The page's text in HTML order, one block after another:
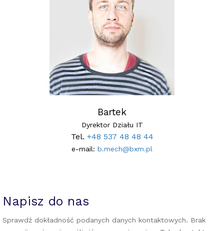
Bartek
Dyrektor Działu IT
Tel. +48 537 48 48 44
e-mail: b.mech@bxm.pl
Napisz do nas
Sprawdź dokładność podanych danych kontaktowych. Brak